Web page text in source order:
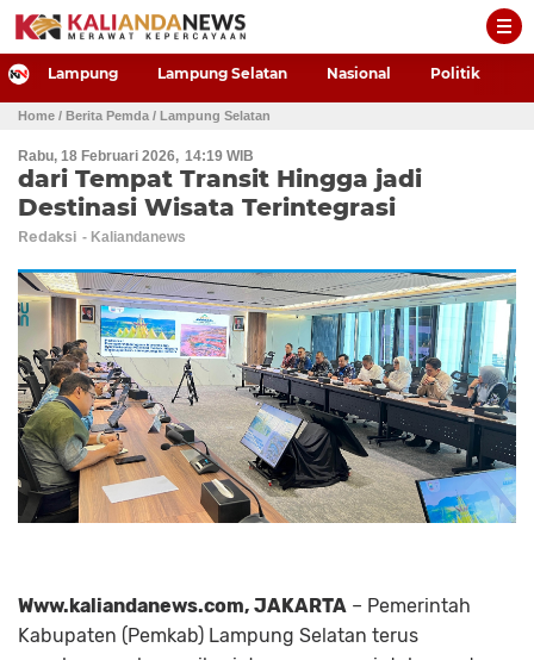
-->
Lampung Lampung Selatan Nasional Politik
Home / Berita Pemda / Lampung Selatan
Rabu, 18 Februari 2026 14:19 WIB
dari Tempat Transit Hingga jadi
Destinasi Wisata Terintegrasi
Redaksi
Www.kaliandanews.com, JAKARTA – Pemerintah
Kabupaten (Pemkab) Lampung Selatan terus